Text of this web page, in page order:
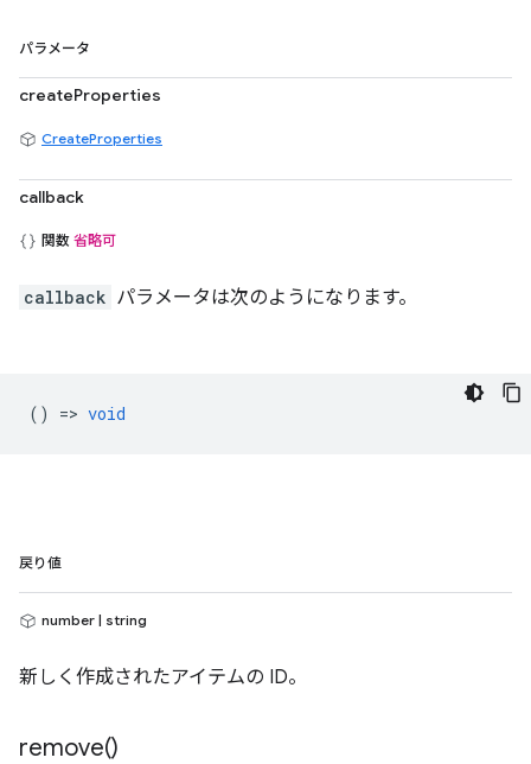
パラメータ
createProperties
CreateProperties
callback
関数 省略可
callback パラメータは次のようになります。
() => void
戻り値
number | string
新しく作成されたアイテムの ID。
remove()